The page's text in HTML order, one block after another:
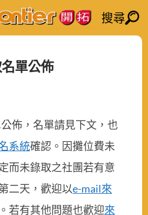
搜尋
單公佈
佈，名單請見下文，也
系統確認。因攤位費未
而未錄取之社團若有意
二天，歡迎以e-mail來
若有其他問題也歡迎來